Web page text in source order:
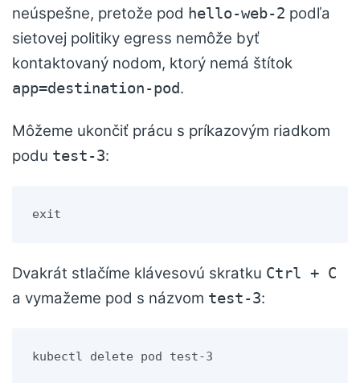
neúspešne, pretože pod hello-web-2 podľa
sietovej politiky egress nemôže byť
kontaktovaný nodom, ktorý nemá štítok
app=destination-pod.
Môžeme ukončiť prácu s príkazovým riadkom
podu test-3:
exit
Dvakrát stlačíme klávesovú skratku Ctrl + C
a vymažeme pod s názvom test-3:
kubectl delete pod test-3